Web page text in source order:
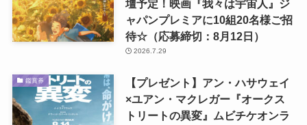
壇予定！映画『我々は宇宙人』ジ
ャパンプレミアに10組20名様ご招
待☆（応募締切：8月12日）
2026.7.29
鑑賞券
【プレゼント】アン・ハサウェイ
×ユアン・マクレガー『オークス
トリートの異変』ムビチケオンラ